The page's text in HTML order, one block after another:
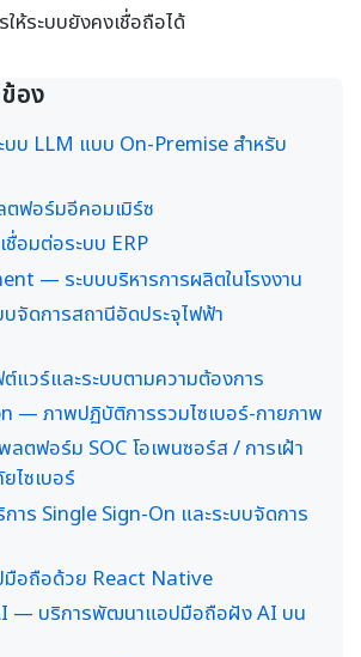
ห้ระบบยังคงเชื่อถือได้
อง
บ LLM แบบ On-Premise สำหรับ
ฟอร์มอีคอมเมิร์ซ
อมต่อระบบ ERP
— ระบบบริหารการผลิตในโรงงาน
จัดการสถานีอัดประจุไฟฟ้า
วร์และระบบตามความต้องการ
— ภาพปฏิบัติการรวมไซเบอร์-กายภาพ
ตฟอร์ม SOC โอเพนซอร์ส / การเฝ้า
ไซเบอร์
าร Single Sign-On และระบบจัดการ
อถือด้วย React Native
— บริการพัฒนาแอปมือถือฝัง AI บน